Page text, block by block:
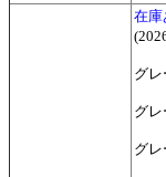
在庫
グレ
グレ
グレ